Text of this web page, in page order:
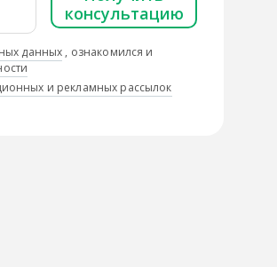
консультацию
данных , ознакомился и
и рекламных рассылок